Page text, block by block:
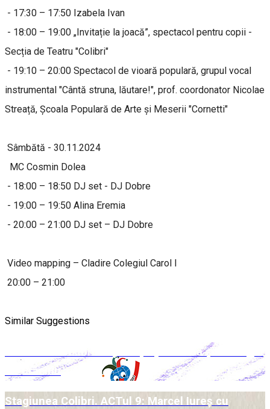
- 17:30 – 17:50 Izabela Ivan
- 18:00 – 19:00 „Invitație la joacă”, spectacol pentru copii -
Secția de Teatru "Colibri"
- 19:10 – 20:00 Spectacol de vioară populară, grupul vocal
instrumental "Cântă struna, lăutare!", prof. coordonator Nicolae
Streață, Școala Populară de Arte și Meserii "Cornetti"
Sâmbătă - 30.11.2024
MC Cosmin Dolea
- 18:00 – 18:50 DJ set - DJ Dobre
- 19:00 – 19:50 Alina Eremia
- 20:00 – 21:00 DJ set – DJ Dobre
Video mapping – Cladire Colegiul Carol I
20:00 – 21:00
Similar Suggestions
Week-end Colibri cu povești pe scenă și la Târgul
de Crăciun
Stagiunea Colibri. ACTul 9: Marcel Iureș cu